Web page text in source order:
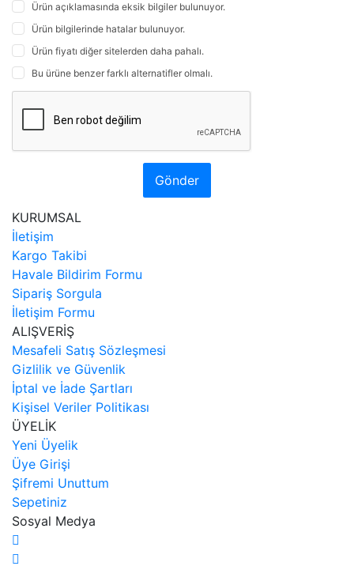
Ürün açıklamasında eksik bilgiler bulunuyor.
Ürün bilgilerinde hatalar bulunuyor.
Ürün fiyatı diğer sitelerden daha pahalı.
Bu ürüne benzer farklı alternatifler olmalı.
Gönder
KURUMSAL
İletişim
Kargo Takibi
Havale Bildirim Formu
Sipariş Sorgula
İletişim Formu
ALIŞVERİŞ
Mesafeli Satış Sözleşmesi
Gizlilik ve Güvenlik
İptal ve İade Şartları
Kişisel Veriler Politikası
ÜYELİK
Yeni Üyelik
Üye Girişi
Şifremi Unuttum
Sepetiniz
Sosyal Medya